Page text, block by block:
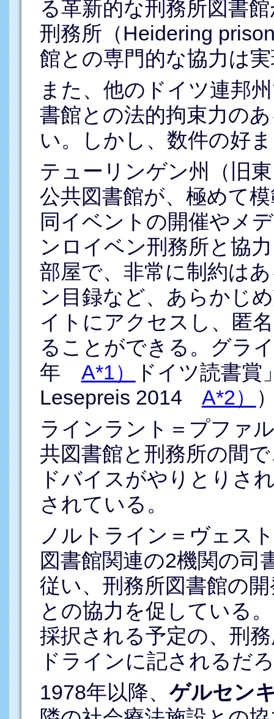
る革新的な刑務所図書
刑務所（Heidering
館との専門的な協力は
また、他のドイツ連邦
書館との法的拘束力の
い。しかし、数件の好
テューリンゲン州（旧
公共図書館が、極めて
同イベントの開催やメ
ンロイベン刑務所と協
部屋で、非常に制約は
ン目録など、あらかじ
イトにアクセスし、匿
ることができる。グラ
年 A*1）
ドイツ読書賞
Lesepreis 2014 A*2）
ラインラント＝プファ
共図書館と刑務所の間
ドバイスがやりとりさ
されている。
ノルトライン＝ヴェス
図書館関連の2機関の司
従い、刑務所図書館の
との協力を促している
採択される予定の、刑
ドラインに記されるだ
1978年以降、ゲルセン